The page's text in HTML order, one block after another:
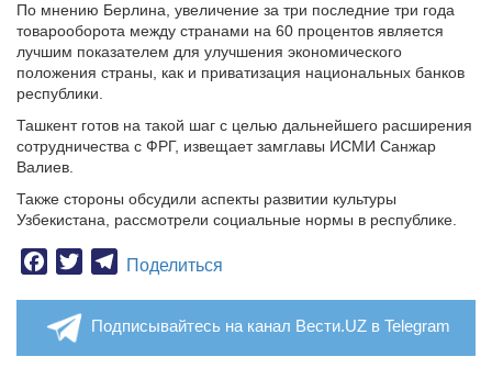
По мнению Берлина, увеличение за три последние три года
товарооборота между странами на 60 процентов является
лучшим показателем для улучшения экономического
положения страны, как и приватизация национальных банков
республики.
Ташкент готов на такой шаг с целью дальнейшего расширения
сотрудничества с ФРГ, извещает замглавы ИСМИ Санжар
Валиев.
Также стороны обсудили аспекты развитии культуры
Узбекистана, рассмотрели социальные нормы в республике.
Facebook
TwitterTelegram
Поделиться
Подписывайтесь на канал Вести.UZ в Telegram